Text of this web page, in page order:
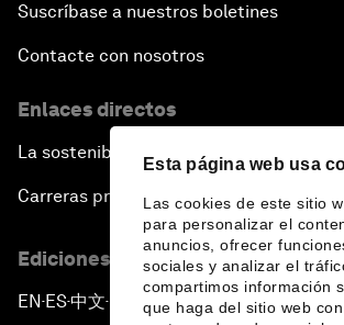
Esta página web usa
Las cookies de este sitio
para personalizar el
anuncios, ofrecer
sociales y analizar el
compartimos información
que haga del sitio web
Suscríbase a nuestros boletines
Contacte con nosotros
Enlaces directos
La sostenibilidad en el Foro
Carreras profesionales
Ediciones en otros idiomas
EN ▪ ES▪中文▪ 日本語